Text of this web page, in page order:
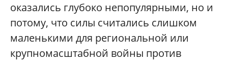
оказались глубоко непопулярными, но и
потому, что силы считались слишком
маленькими для региональной или
крупномасштабной войны против